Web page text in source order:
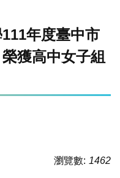
年度臺中市
獲高中女子組
瀏覽數: 1462